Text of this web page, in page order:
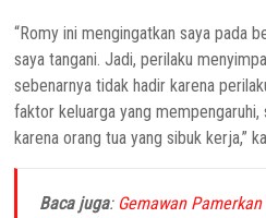
“Romy ini mengingatkan saya pada
saya tangani. Jadi, perilaku
sebenarnya tidak hadir karena
faktor keluarga yang
karena orang tua yang sibuk kerja,”
Baca juga: Gemawan